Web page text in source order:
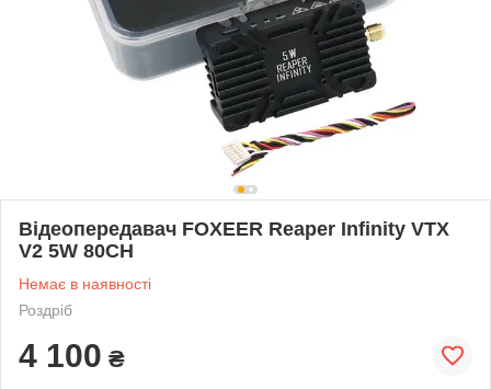
Відеопередавач FOXEER Reaper Infinity VTX
V2 5W 80CH
Немає в наявності
Роздріб
4 100 ₴